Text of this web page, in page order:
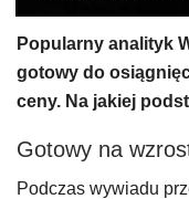
Popularny analityk
gotowy do
ceny. Na jakiej
Gotowy na
Podczas wywiadu